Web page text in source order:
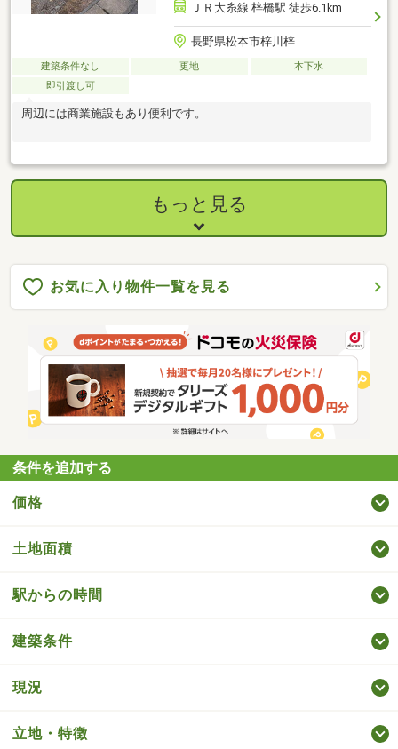
ＪＲ大糸線 梓橋駅 徒歩6.1km
長野県松本市梓川梓
建築条件なし 更地
本下水
即引渡し可
周辺には商業施設もあり便利です。
もっと見る
お気に入り物件一覧を見る
条件を追加する
価格
土地面積
駅からの時間
建築条件
現況
立地・特徴